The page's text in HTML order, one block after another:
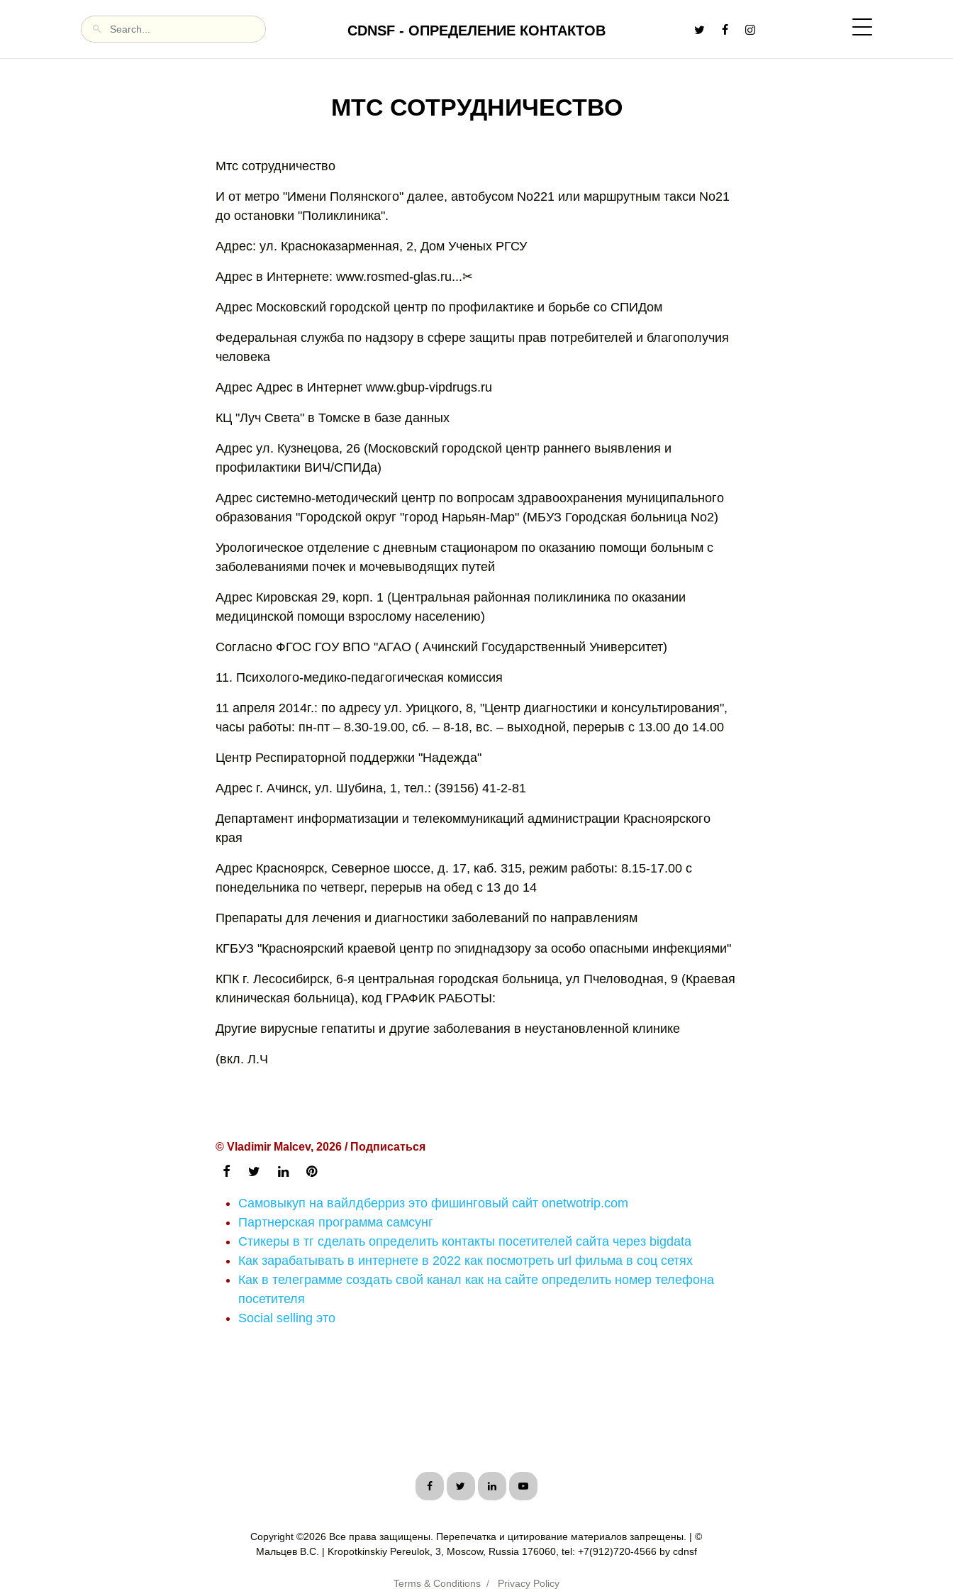
CDNSF - ОПРЕДЕЛЕНИЕ КОНТАКТОВ
МТС СОТРУДНИЧЕСТВО
Мтс сотрудничество
И от метро "Имени Полянского" далее, автобусом No221 или маршрутным такси No21
до остановки "Поликлиника".
Адрес: ул. Красноказарменная, 2, Дом Ученых РГСУ
Адрес в Интернете: www.rosmed-glas.ru...✂
Адрес Московский городской центр по профилактике и борьбе со СПИДом
Федеральная служба по надзору в сфере защиты прав потребителей и благополучия
человека
Адрес Адрес в Интернет www.gbup-vipdrugs.ru
КЦ "Луч Света" в Томске в базе данных
Адрес ул. Кузнецова, 26 (Московский городской центр раннего выявления и
профилактики ВИЧ/СПИДа)
Адрес cистемно-методический центр по вопросам здравоохранения муниципального
образования "Городской округ "город Нарьян-Мар" (МБУЗ Городская больница No2)
Урологическое отделение с дневным стационаром по оказанию помощи больным с
заболеваниями почек и мочевыводящих путей
Адрес Кировская 29, корп. 1 (Центральная районная поликлиника по оказании
медицинской помощи взрослому населению)
Согласно ФГОС ГОУ ВПО "АГАО ( Ачинский Государственный Университет)
11. Психолого-медико-педагогическая комиссия
11 апреля 2014г.: по адресу ул. Урицкого, 8, "Центр диагностики и консультирования",
часы работы: пн-пт – 8.30-19.00, сб. – 8-18, вс. – выходной, перерыв с 13.00 до 14.00
Центр Респираторной поддержки "Надежда"
Адрес г. Ачинск, ул. Шубина, 1, тел.: (39156) 41-2-81
Департамент информатизации и телекоммуникаций администрации Красноярского
края
Адрес Красноярск, Северное шоссе, д. 17, каб. 315, режим работы: 8.15-17.00 с
понедельника по четверг, перерыв на обед с 13 до 14
Препараты для лечения и диагностики заболеваний по направлениям
КГБУЗ "Красноярский краевой центр по эпиднадзору за особо опасными инфекциями"
КПК г. Лесосибирск, 6-я центральная городская больница, ул Пчеловодная, 9 (Краевая
клиническая больница), код ГРАФИК РАБОТЫ:
Другие вирусные гепатиты и другие заболевания в неустановленной клинике
(вкл. Л.Ч
© Vladimir Malcev, 2026 / Подписаться
Самовыкуп на вайлдберриз это фишинговый сайт onetwotrip.com
Партнерская программа самсунг
Стикеры в тг сделать определить контакты посетителей сайта через bigdata
Как зарабатывать в интернете в 2022 как посмотреть url фильма в соц сетях
Как в телеграмме создать свой канал как на сайте определить номер телефона
посетителя
Social selling это
Copyright ©2026 Все права защищены. Перепечатка и цитирование материалов запрещены. | ©
Мальцев В.С. | Kropotkinskiy Pereulok, 3, Moscow, Russia 176060, tel: +7(912)720-4566 by cdnsf
Terms & Conditions / Privacy Policy